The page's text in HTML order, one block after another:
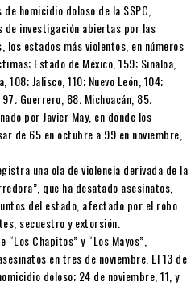
homicidio doloso de la SSPC,
de investigación abiertas por las
estados más violentos, en números
Estado de México, 159; Sinaloa,
Jalisco, 110; Nuevo León, 104;
Guerrero, 88; Michoacán, 85;
por Javier May, en donde los
de 65 en octubre a 99 en noviembre,
una ola de violencia derivada de la
que ha desatado asesinatos,
del estado, afectado por el robo
secuestro y extorsión.
Chapitos” y “Los Mayos”,
en tres de noviembre. El 13 de
doloso; 24 de noviembre, 11, y